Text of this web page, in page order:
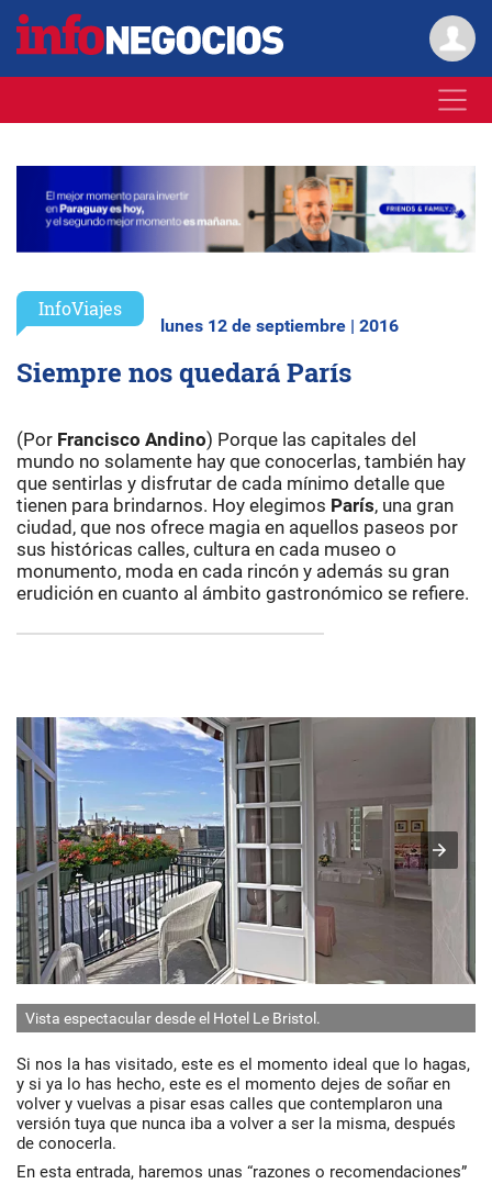
InfoViajes
lunes 12 de septiembre | 2016
Siempre nos quedará París
(Por Francisco Andino) Porque las capitales del
mundo no solamente hay que conocerlas, también hay
que sentirlas y disfrutar de cada mínimo detalle que
tienen para brindarnos. Hoy elegimos París, una gran
ciudad, que nos ofrece magia en aquellos paseos por
sus históricas calles, cultura en cada museo o
monumento, moda en cada rincón y además su gran
erudición en cuanto al ámbito gastronómico se refiere.
Vista espectacular desde el Hotel Le Bristol.
Si nos la has visitado, este es el momento ideal que lo hagas,
y si ya lo has hecho, este es el momento dejes de soñar en
volver y vuelvas a pisar esas calles que contemplaron una
versión tuya que nunca iba a volver a ser la misma, después
de conocerla.
En esta entrada, haremos unas “razones o recomendaciones”